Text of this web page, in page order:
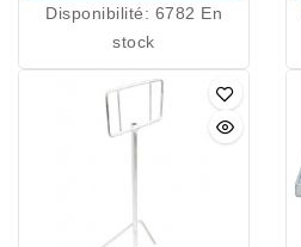
PANIER
Disponibilité: 6782 En
stock